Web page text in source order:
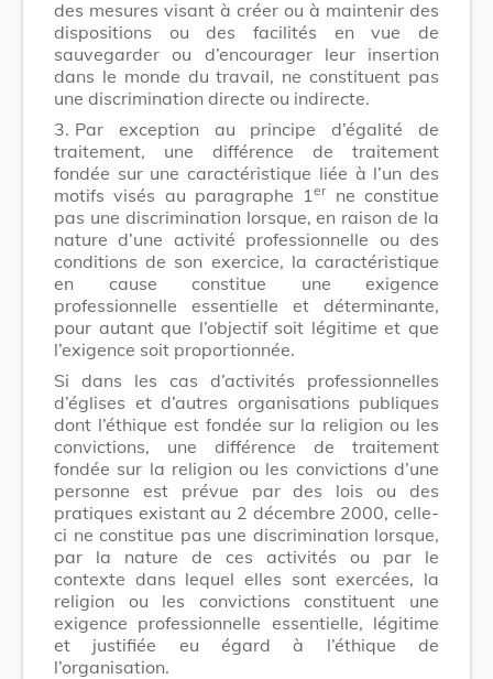
des mesures visant à créer ou à maintenir des
dispositions ou des facilités en vue de
sauvegarder ou d’encourager leur insertion
dans le monde du travail, ne constituent pas
une discrimination directe ou indirecte.
3. Par exception au principe d’égalité de
traitement, une différence de traitement
fondée sur une caractéristique liée à l’un des
motifs visés au paragraphe 1erne constitue
pas une discrimination lorsque, en raison de la
nature d’une activité professionnelle ou des
conditions de son exercice, la caractéristique
en cause constitue une exigence
professionnelle essentielle et déterminante,
pour autant que l’objectif soit légitime et que
l’exigence soit proportionnée.
Si dans les cas d’activités professionnelles
d’églises et d’autres organisations publiques
dont l’éthique est fondée sur la religion ou les
convictions, une différence de traitement
fondée sur la religion ou les convictions d’une
personne est prévue par des lois ou des
pratiques existant au 2 décembre 2000, celle-
ci ne constitue pas une discrimination lorsque,
par la nature de ces activités ou par le
contexte dans lequel elles sont exercées, la
religion ou les convictions constituent une
exigence professionnelle essentielle, légitime
et justifiée eu égard à l’éthique de
l’organisation.